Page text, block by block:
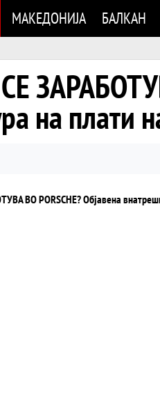
МАКЕДОНИЈА БАЛКАН
на плати